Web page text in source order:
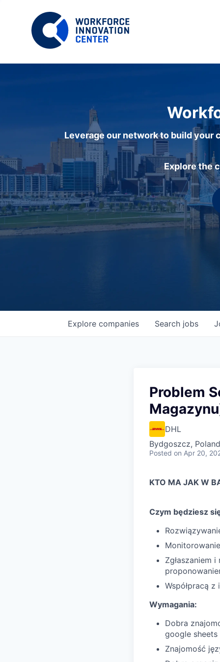
Leverage our network to build your
Explore the
Search jobs
Explore companies
Problem
DHL
Bydgoszcz, Poland
Posted on Apr 20,
KTO MA JAK W
Czym będziesz
Zgłaszaniem
Współpracą z
Wymagania:
Dobra
google sheets
Znajomość